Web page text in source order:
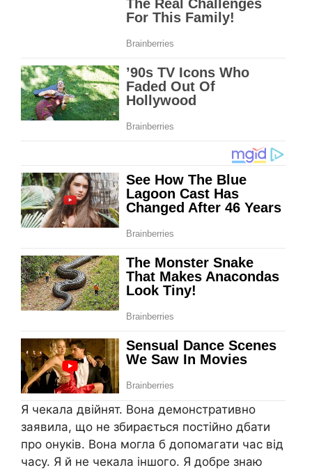
Я чекала двійнят. Вона демонстративно
заявила, що не збирається постійно дбати
про онуків. Вона могла б допомагати час від
часу. Я й не чекала іншого. Я добре знаю